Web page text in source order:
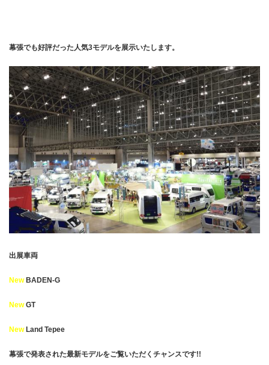
幕張でも好評だった人気3モデルを展示いたします。
出展車両
NewBADEN-G
NewGT
NewLand Tepee
幕張で発表された最新モデルをご覧いただくチャンスです!!